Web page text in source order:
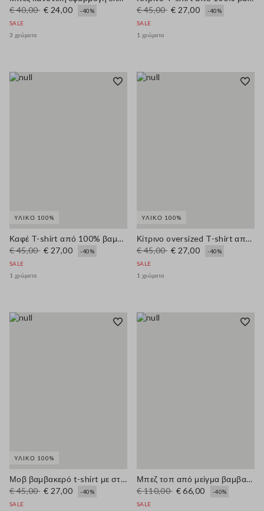
€ 40,00 € 24,00
-40%
SALE
3 χρώματα
€ 45,00 € 27,00
-40%
SALE
1 χρώματα
ΥΛΙΚΌ 100%
Καφέ T-shirt από 100% βαμβάκι, oversized εφαρμογή με στάμπα
€ 45,00 € 27,00
-40%
SALE
1 χρώματα
ΥΛΙΚΌ 100%
Κίτρινο oversized T-shirt από 100% βαμβάκι με στάμπα
€ 45,00 € 27,00
-40%
SALE
1 χρώματα
ΥΛΙΚΌ 100%
Μοβ βαμβακερό t-shirt με στρογγυλή λαιμόκοψη κανονικής εφαρμογής με λουλούδια
€ 45,00 € 27,00
-40%
SALE
Μπεζ τοπ από μείγμα βαμβακιού με κουμπιά, κανονική εφαρμογή
€ 110,00 € 66,00
-40%
SALE